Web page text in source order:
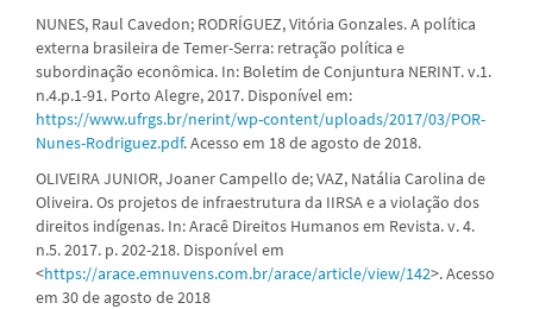
NUNES, Raul Cavedon; RODRÍGUEZ, Vitória Gonzales. A política
externa brasileira de Temer-Serra: retração política e
subordinação econômica. In: Boletim de Conjuntura NERINT. v.1.
n.4.p.1-91. Porto Alegre, 2017. Disponível em:
https://www.ufrgs.br/nerint/wp-content/uploads/2017/03/POR-
Nunes-Rodriguez.pdf. Acesso em 18 de agosto de 2018.
OLIVEIRA JUNIOR, Joaner Campello de; VAZ, Natália Carolina de
Oliveira. Os projetos de infraestrutura da IIRSA e a violação dos
direitos indígenas. In: Aracê Direitos Humanos em Revista. v. 4.
n.5. 2017. p. 202-218. Disponível em
<https://arace.emnuvens.com.br/arace/article/view/142>. Acesso
em 30 de agosto de 2018